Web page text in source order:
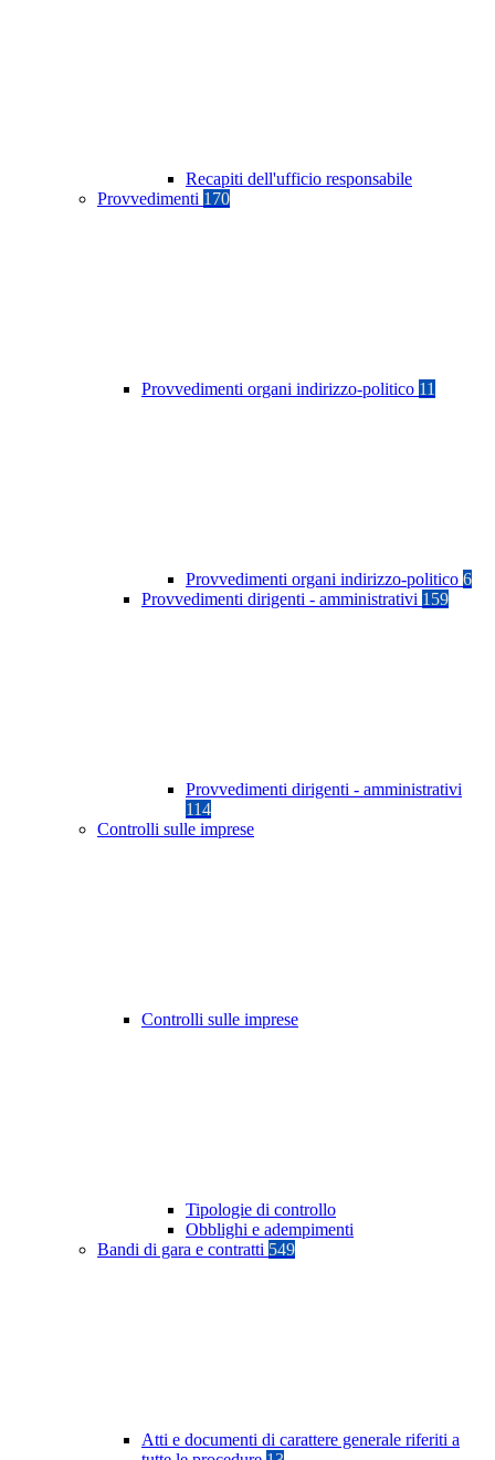
Recapiti dell'ufficio responsabile
Provvedimenti 170
Provvedimenti organi indirizzo-politico 11
Provvedimenti organi indirizzo-politico 6
Provvedimenti dirigenti - amministrativi 159
Provvedimenti dirigenti - amministrativi
114
Controlli sulle imprese
Controlli sulle imprese
Tipologie di controllo
Obblighi e adempimenti
Bandi di gara e contratti 549
Atti e documenti di carattere generale riferiti a